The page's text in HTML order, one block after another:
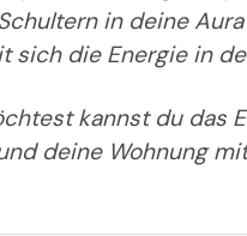
in deine
sich die Energie in
kannst du das
deine Wohnung